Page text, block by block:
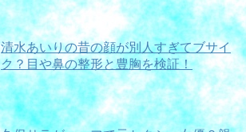
清水あいりの昔の顔が別人すぎてブサイ
ク？目や鼻の整形と豊胸を検証！